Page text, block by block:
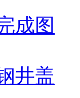
成图
井盖